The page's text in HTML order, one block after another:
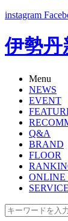
instagram
伊勢丹
Menu
NEWS
EVENT
Q&A
BRAND
FLOOR
ONLINE
SERVICE